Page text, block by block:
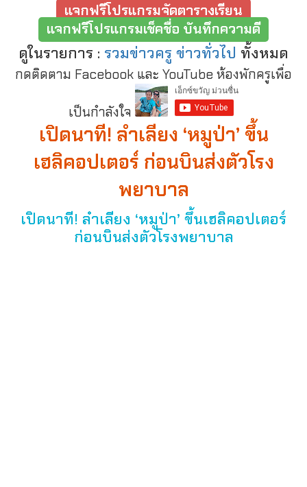
แจกฟรีโปรแกรมจัดตารางเรียน
แจกฟรีโปรแกรมเช็คชื่อ บันทึกความดี
ดูในรายการ : รวมข่าวครู ข่าวทั่วไป ทั้งหมด
กดติดตาม Facebook และ YouTube ห้องพักครูเพื่อ
เป็นกำลังใจ
เปิดนาที! ลำเลียง ‘หมูป่า’ ขึ้น
เฮลิคอปเตอร์ ก่อนบินส่งตัวโรง
พยาบาล
เปิดนาที! ลำเลียง ‘หมูป่า’ ขึ้นเฮลิคอปเตอร์
ก่อนบินส่งตัวโรงพยาบาล